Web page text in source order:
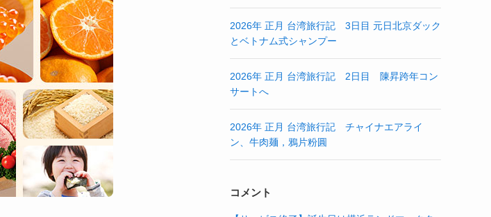
2026年 正月 台湾旅行記 3日目 元日北京ダック
とベトナム式シャンプー
2026年 正月 台湾旅行記 2日目 陳昇跨年コン
サートへ
2026年 正月 台湾旅行記 チャイナエアライ
ン、牛肉麺，鴉片粉圓
コメント